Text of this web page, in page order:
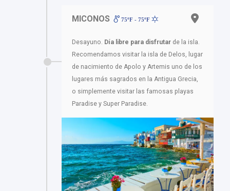
MICONOS 75ºF - 75ºF
Desayuno. Día libre para disfrutar de la isla.
Recomendamos visitar la isla de Delos, lugar
de nacimiento de Apolo y Artemis uno de los
lugares más sagrados en la Antigua Grecia,
o simplemente visitar las famosas playas
Paradise y Super Paradise.